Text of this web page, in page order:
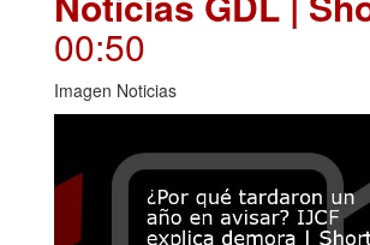
00:50
Imagen Noticias